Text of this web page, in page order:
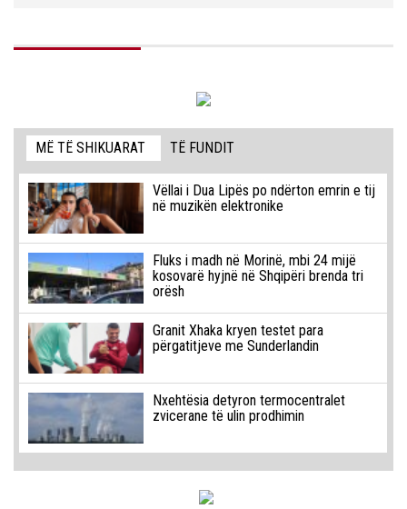
MË TË SHIKUARAT TË FUNDIT
Vëllai i Dua Lipës po ndërton emrin e tij
në muzikën elektronike
Fluks i madh në Morinë, mbi 24 mijë
kosovarë hyjnë në Shqipëri brenda tri
orësh
Granit Xhaka kryen testet para
përgatitjeve me Sunderlandin
Nxehtësia detyron termocentralet
zvicerane të ulin prodhimin